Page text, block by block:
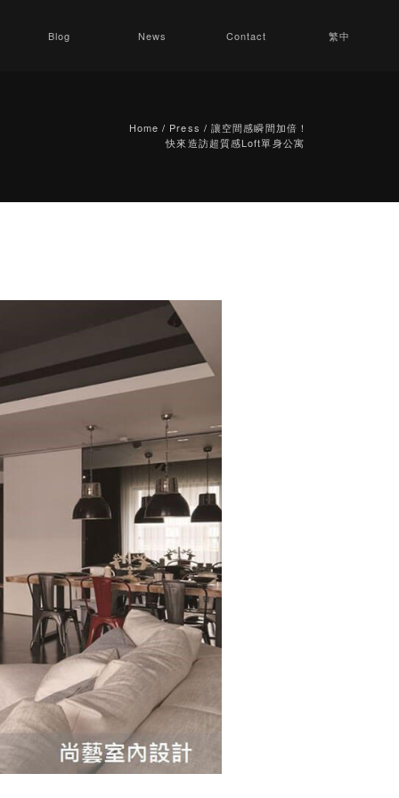
Blog News Contact 繁中
Home / Press /讓空間感瞬間加倍！
快來造訪超質感Loft單身公寓